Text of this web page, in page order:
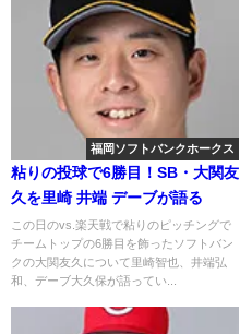
福岡ソフトバンクホークス
粘りの投球で6勝目！SB・大関友
久を里崎 井端 デーブが語る
この日のvs.楽天戦で粘りのピッチングで
チームトップの6勝目を飾ったソフトバン
クの大関友久について里崎智也、井端弘
和、デーブ大久保が語ってい...